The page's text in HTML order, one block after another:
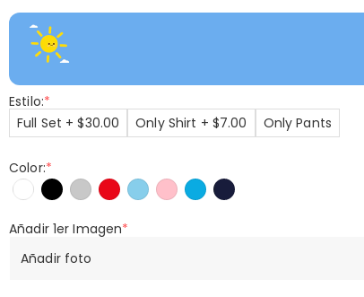
Estilo:*
Full Set + $30.00
Only Shirt + $7.00 Only Pants
Color:*
Añadir 1er Imagen*
Añadir foto